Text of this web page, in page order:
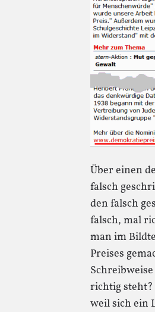
Über einen
falsch
den falsch
falsch, mal
man im
Preises
richtig
weil sich ein